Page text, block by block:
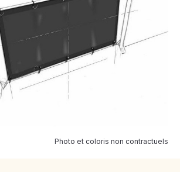
Photo et coloris non contractuels